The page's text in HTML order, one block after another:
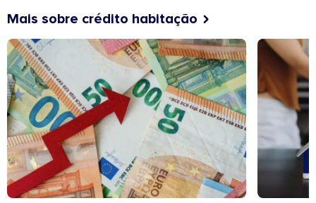
Mais sobre crédito habitação